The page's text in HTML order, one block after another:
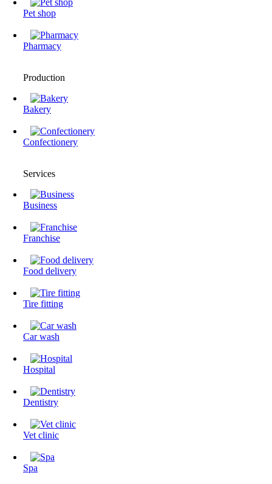
Pet shop
Pharmacy
Production
Bakery
Confectionery
Services
Business
Franchise
Food delivery
Tire fitting
Сar wash
Hospital
Dentistry
Vet clinic
Spa